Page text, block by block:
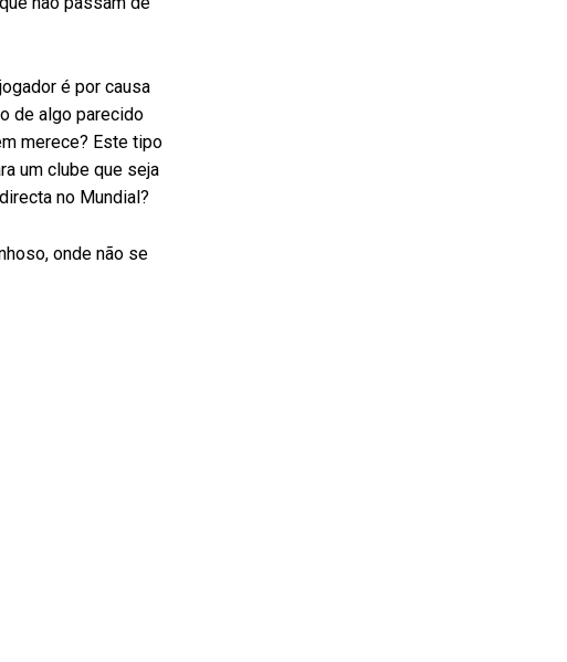
é por causa
de algo parecido
merece? Este tipo
um clube que seja
no Mundial?
onde não se